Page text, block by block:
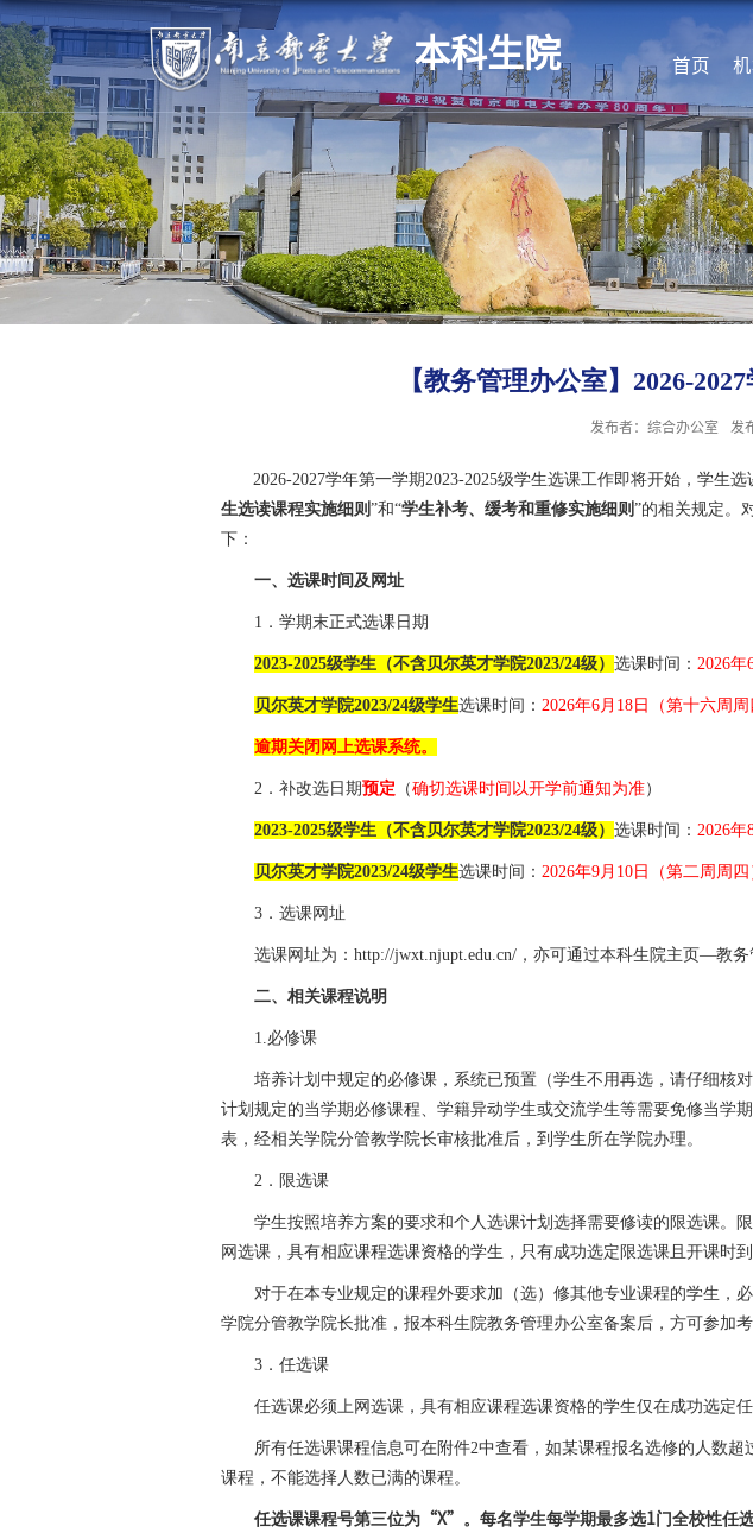
本科生院 首页
【教务管理办公室】2026-
发布者：综合办公室 发
2026-2027学年第一学期2023-2025级学生选课工作即将开始，学生
生选读课程实施细则 ”和“学生补考、缓考和重修实施细则 ”的相关规定。
下：
一、选课时间及网址
1 ．学期末正式选课日期
2023-2025级学生（不含贝尔英才学院2023/24级） 选课时间： 2026年
贝尔英才学院2023/24级学生选课时间： 2026年6月 18 日（第十六周周
逾期关闭网上选课系统。
2 ．补改选日期预定 （确切选课时间以开学前通知为准）
2023-2025级学生（不含贝尔英才学院2023/24级） 选课时间： 2026年
贝尔英才学院2023/24级学生选课时间： 2026年9月 10 日（第二周周四
3 ．选课网址
选课网址为： http://jwxt.njupt.edu.cn/ ，亦可通过本科生院主页—教
二、相关课程说明
1.必修课
培养计划中规定的必修课，系统已预置（学生不用再选，请仔细核
计划规定的当学期必修课程、学籍异动学生或交流学生等需要免修当学
表，经相关学院分管教学院长审核批准后，到学生所在学院办理。
2 ．限选课
学生按照培养方案的要求和个人选课计划选择需要修读的限选课。
网选课，具有相应课程选课资格的学生，只有成功选定限选课且开课时
对于在本专业规定的课程外要求加（选）修其他专业课程的学生，
学院分管教学院长批准，报本科生院教务管理办公室备案后，方可参加考
3 ．任选课
任选课必须上网选课，具有相应课程选课资格的学生仅在成功选定
所有任选课课程信息可在附件2中查看，如某课程报名选修的人数
课程，不能选择人数已满的课程。
任选课课程号第三位为 “X” 。每名学生每学期最多选1门全校性任